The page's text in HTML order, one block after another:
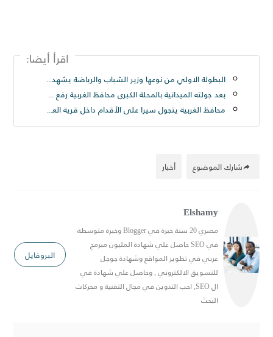
اقرأ أيضا:
البطولة الاولي من نوعها وزير الشباب والرياضة يشهد المؤتمر الصحفي لبطولة أندية كرة القدم الإلكترونية
بعد جولته الميدانية بالمحلة الكبرى محافظ الغربية رفع ٢٥٠ طن قمامة من شارع الترعة بحى ثان المحلة
محافظ الغربية يتجول سيرا على الأقدام داخل قرية العزيزية بسمنود: “مطالب المواطنين أولوية ولن نترك مشكلة دون حل
أخبار شارك الموضوع
Elshamy
مصري 20 سنة خبرة في Blogger وخبرة متوسطة
في SEO حاصل علي شهادة المليون مبرمج
عربي في تطوير المواقع وشهادة جوجل
للتسويق الالكتروني , وحاصل علي شهادة في
ال SEO, احب التدوين في مجال التقنية و محركات
البحث
البروفايل